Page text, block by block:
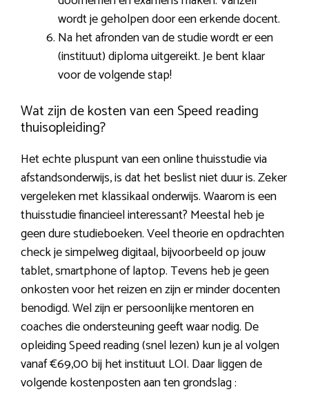
wordt je geholpen door een erkende docent.
Na het afronden van de studie wordt er een
(instituut) diploma uitgereikt. Je bent klaar
voor de volgende stap!
Wat zijn de kosten van een Speed reading
thuisopleiding?
Het echte pluspunt van een online thuisstudie via
afstandsonderwijs, is dat het beslist niet duur is. Zeker
vergeleken met klassikaal onderwijs. Waarom is een
thuisstudie financieel interessant? Meestal heb je
geen dure studieboeken. Veel theorie en opdrachten
check je simpelweg digitaal, bijvoorbeeld op jouw
tablet, smartphone of laptop. Tevens heb je geen
onkosten voor het reizen en zijn er minder docenten
benodigd. Wel zijn er persoonlijke mentoren en
coaches die ondersteuning geeft waar nodig. De
opleiding Speed reading (snel lezen) kun je al volgen
vanaf €69,00 bij het instituut LOI. Daar liggen de
volgende kostenposten aan ten grondslag :